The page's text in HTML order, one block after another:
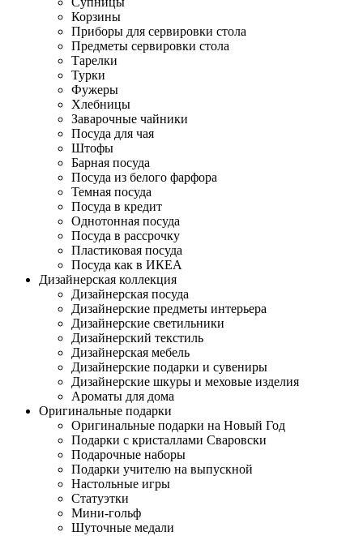
Корзины
Приборы для сервировки стола
Предметы сервировки стола
Тарелки
Турки
Фужеры
Хлебницы
Заварочные чайники
Посуда для чая
Штофы
Барная посуда
Посуда из белого фарфора
Темная посуда
Посуда в кредит
Однотонная посуда
Посуда в рассрочку
Пластиковая посуда
Посуда как в ИКЕА
Дизайнерская коллекция
Дизайнерская посуда
Дизайнерские предметы интерьера
Дизайнерские светильники
Дизайнерский текстиль
Дизайнерская мебель
Дизайнерские подарки и сувениры
Дизайнерские шкуры и меховые изделия
Ароматы для дома
Оригинальные подарки
Оригинальные подарки на Новый Год
Подарки с кристаллами Сваровски
Подарочные наборы
Подарки учителю на выпускной
Настольные игры
Статуэтки
Мини-гольф
Шуточные медали